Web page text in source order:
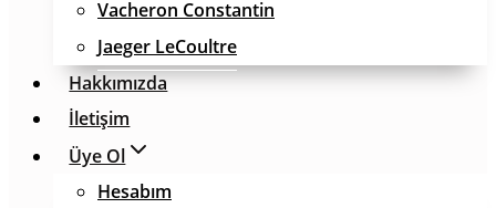
Vacheron Constantin
Jaeger LeCoultre
Hakkımızda
İletişim
Üye Ol
Hesabım